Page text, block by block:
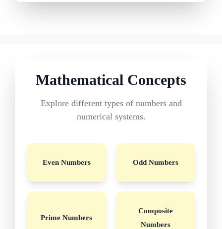
Mathematical Concepts
Explore different types of numbers and
numerical systems.
Even Numbers Odd Numbers
Prime Numbers
Composite
Numbers